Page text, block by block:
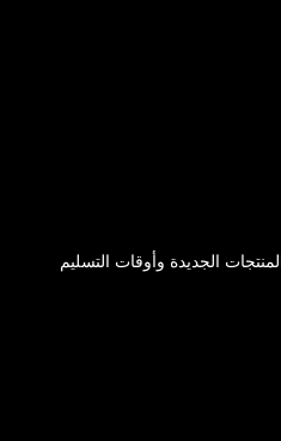
الجديدة وأوقات التسليم